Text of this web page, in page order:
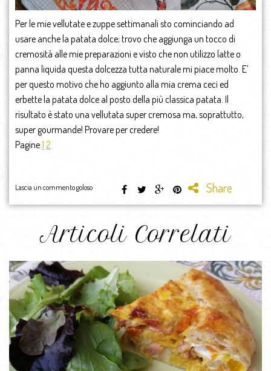
Per le mie vellutate e zuppe settimanali sto cominciando ad
usare anche la patata dolce; trovo che aggiunga un tocco di
cremosità alle mie preparazioni e visto che non utilizzo latte o
panna liquida questa dolcezza tutta naturale mi piace molto. E’
per questo motivo che ho aggiunto alla mia crema ceci ed
erbette la patata dolce al posto della più classica patata. Il
risultato è stato una vellutata super cremosa ma, soprattutto,
super gourmande! Provare per credere!
Pagine1 2
Lascia un commento goloso Share
Articoli Correlati